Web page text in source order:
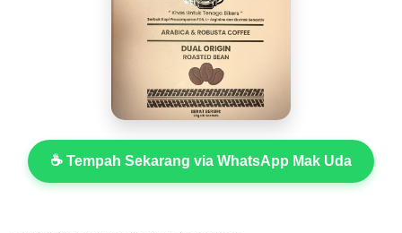
☕ Tempah Sekarang via WhatsApp Mak Uda